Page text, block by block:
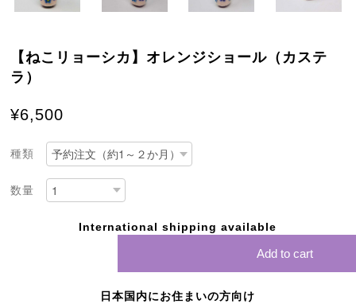
【ねこリョーシカ】オレンジショール（カステ
ラ）
¥6,500
種類
数量
International shipping available
Add to cart
日本国内にお住まいの方向け